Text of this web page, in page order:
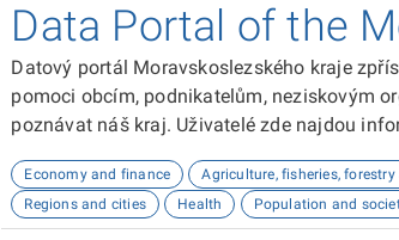
Data Portal of the
Datový portál Moravskoslezského kraje
pomoci obcím, podnikatelům, neziskovým
poznávat náš kraj. Uživatelé zde najdou
Economy and finance Agriculture, fisheries, forestry
Regions and cities
Health Population and